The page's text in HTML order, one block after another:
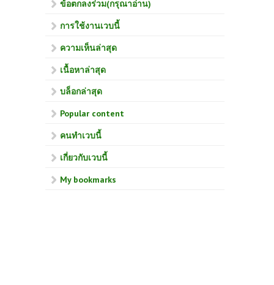
ข้อตกลงร่วม(กรุณาอ่าน)
การใช้งานเวบนี้
ความเห็นล่าสุด
เนื้อหาล่าสุด
บล็อกล่าสุด
Popular content
คนทำเวบนี้
เกี่ยวกับเวบนี้
My bookmarks